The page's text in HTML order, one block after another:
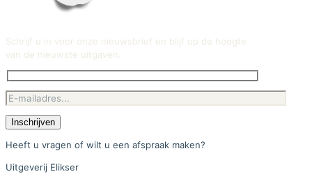
Schrijf u in voor onze nieuwsbrief en blijf op de hoogte
van de nieuwste uitgaven.
Heeft u vragen of wilt u een afspraak maken?
Uitgeverij Elikser